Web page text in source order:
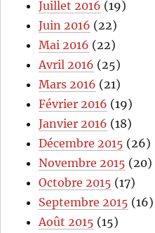
Juillet 2016 (19)
Juin 2016 (22)
Mai 2016 (22)
Avril 2016 (25)
Mars 2016 (21)
Février 2016 (19)
Janvier 2016 (18)
Décembre 2015 (26)
Novembre 2015 (20)
Octobre 2015 (17)
Septembre 2015 (16)
Août 2015 (15)